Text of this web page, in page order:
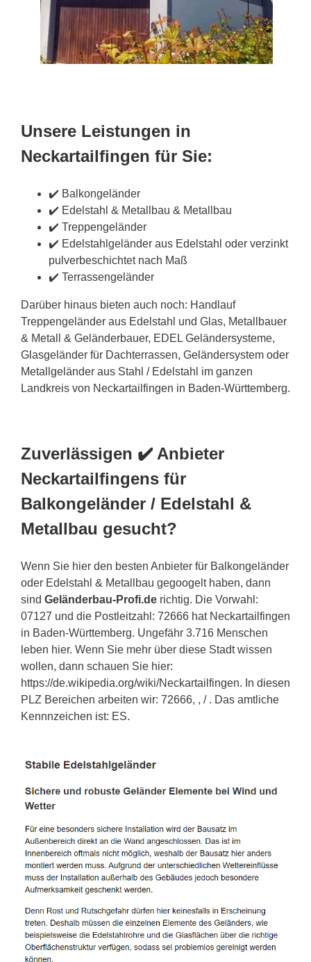
Unsere Leistungen in
Neckartailfingen für Sie:
✔️ Balkongeländer
✔️ Edelstahl & Metallbau & Metallbau
✔️ Treppengeländer
✔️ Edelstahlgeländer aus Edelstahl oder verzinkt
pulverbeschichtet nach Maß
✔️ Terrassengeländer
Darüber hinaus bieten auch noch: Handlauf
Treppengeländer aus Edelstahl und Glas, Metallbauer
& Metall & Geländerbauer, EDEL Geländersysteme,
Glasgeländer für Dachterrassen, Geländersystem oder
Metallgeländer aus Stahl / Edelstahl im ganzen
Landkreis von Neckartailfingen in Baden-Württemberg.
Zuverlässigen ✔️ Anbieter
Neckartailfingens für
Balkongeländer / Edelstahl &
Metallbau gesucht?
Wenn Sie hier den besten Anbieter für Balkongeländer
oder Edelstahl & Metallbau gegoogelt haben, dann
sind Geländerbau-Profi.de richtig. Die Vorwahl:
07127 und die Postleitzahl: 72666 hat Neckartailfingen
in Baden-Württemberg. Ungefähr 3.716 Menschen
leben hier. Wenn Sie mehr über diese Stadt wissen
wollen, dann schauen Sie hier:
https://de.wikipedia.org/wiki/Neckartailfingen. In diesen
PLZ Bereichen arbeiten wir: 72666, , / . Das amtliche
Kennnzeichen ist: ES.